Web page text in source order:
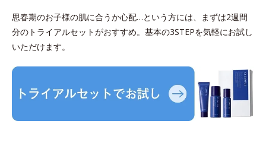
思春期のお子様の肌に合うか心配…という方には、まずは2週間
分のトライアルセットがおすすめ。基本の3STEPを気軽にお試し
いただけます。